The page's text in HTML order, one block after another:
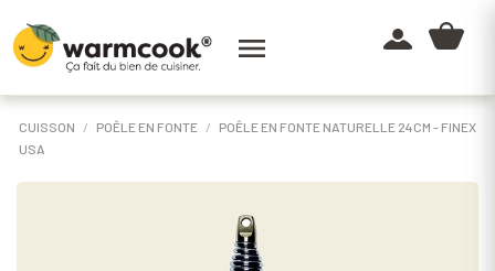

CUISSON POÊLE EN FONTE
POÊLE EN FONTE NATURELLE 24CM - FINEX
USA